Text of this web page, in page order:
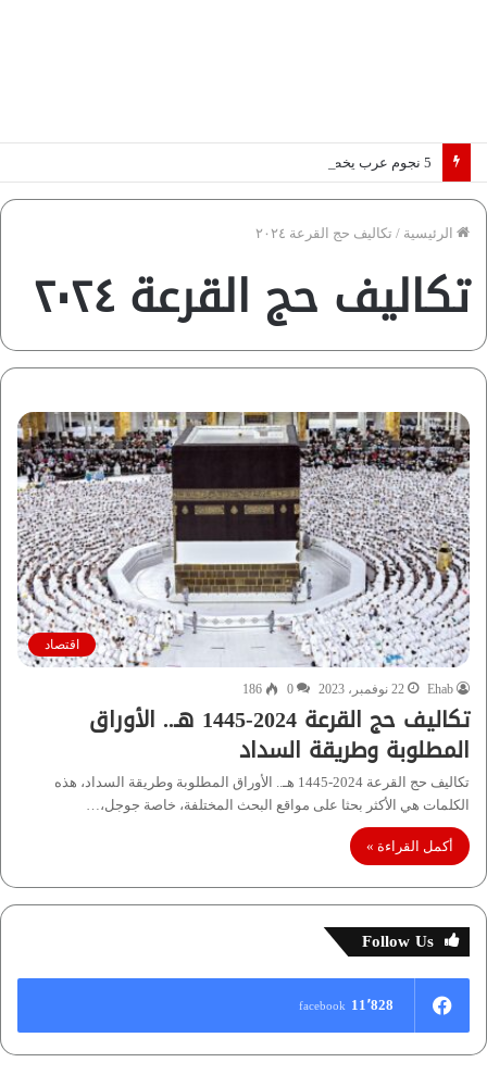
الرئيسية / تكاليف حج القرعة ٢٠٢٤
تكاليف حج القرعة ٢٠٢٤
اقتصاد
Ehab 22 نوفمبر، 2023 0
186
تكاليف حج القرعة 2024-1445 هـ.. الأوراق
المطلوبة وطريقة السداد
تكاليف حج القرعة 2024-1445 هـ.. الأوراق المطلوبة وطريقة السداد، هذه
الكلمات هي الأكثر بحثا على مواقع البحث المختلفة، خاصة جوجل،…
أكمل القراءة »
Follow Us
11٬828 facebook